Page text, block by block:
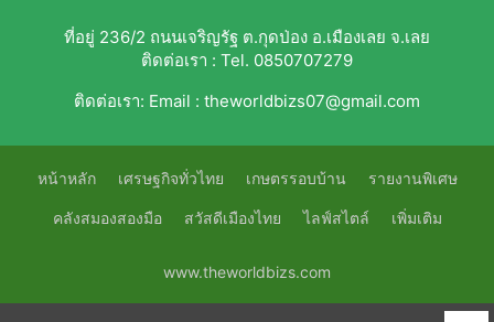
ที่อยู่ 236/2 ถนนเจริญรัฐ ต.กุดป่อง อ.เมืองเลย จ.เลย
ติดต่อเรา : Tel. 0850707279
ติดต่อเรา: Email : theworldbizs07@gmail.com
หน้าหลัก เศรษฐกิจทั่วไทย เกษตรรอบบ้าน รายงานพิเศษ
คลังสมองสองมือ สวัสดีเมืองไทย ไลฟ์สไตล์ เพิ่มเติม
www.theworldbizs.com